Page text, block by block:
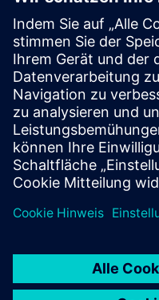
globalen
1PH3 Pro verfügt über
Zertifizierungen: CE/
einzuhalten, die
zu verbessern und das